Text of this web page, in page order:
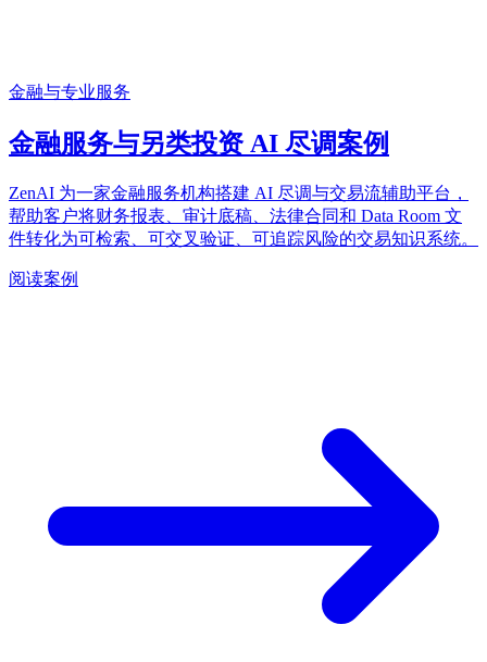
金融与专业服务
金融服务与另类投资 AI 尽调案例
ZenAI 为一家金融服务机构搭建 AI 尽调与交易流辅助平台，
帮助客户将财务报表、审计底稿、法律合同和 Data Room 文
件转化为可检索、可交叉验证、可追踪风险的交易知识系统。
阅读案例